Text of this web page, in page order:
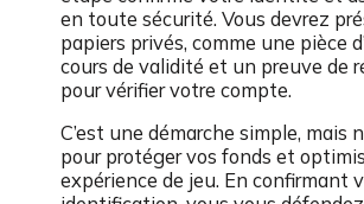
en toute sécurité. Vous devrez
papiers privés, comme une pièce
cours de validité et un preuve de
pour vérifier votre compte.
C’est une démarche simple, mais
pour protéger vos fonds et
expérience de jeu. En confirmant